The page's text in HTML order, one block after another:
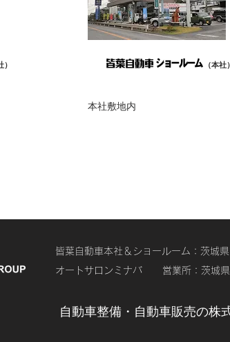
（本社）
本社敷地内
皆葉自動車本社＆ショールーム：
オートサロンミナバ 営業所：茨
自動車整備・自動車販売の株